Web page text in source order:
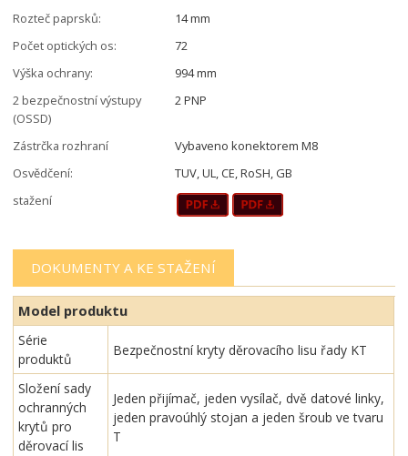
Rozteč paprsků:
14 mm
Počet optických os:
72
Výška ochrany:
994 mm
2 bezpečnostní výstupy
(OSSD)
2 PNP
Zástrčka rozhraní
Vybaveno konektorem M8
Osvědčení:
TUV, UL, CE, RoSH, GB
stažení
DOKUMENTY A KE STAŽENÍ
Model produktu
Série
produktů
Bezpečnostní kryty děrovacího lisu řady KT
Složení sady
ochranných
krytů pro
děrovací lis
Jeden přijímač, jeden vysílač, dvě datové linky,
jeden pravoúhlý stojan a jeden šroub ve tvaru
T